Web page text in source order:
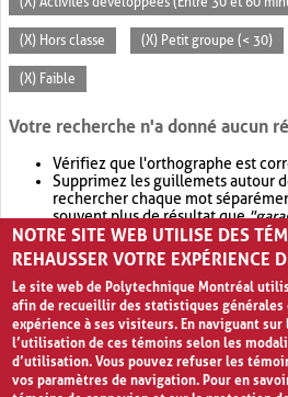
(X) Hors classe (X) Petit groupe (< 30)
(X) Faible
Votre recherche n'a donné aucun
Vérifiez que l'orthographe est
Supprimez les guillemets autour
rechercher chaque mot
souvent plus de résultat que
Envisagez d'élargir votre
retournera souvent plus de
NOTRE SITE WEB UTILISE DES
REHAUSSER VOTRE EXPÉRIENCE
Le site web de Polytechnique Montréal
afin de recueillir des statistiques
expérience à ses visiteurs. En naviguant
l’utilisation de ces témoins selon les
d’utilisation. Vous pouvez refuser les
vos paramètres de navigation. Pour en